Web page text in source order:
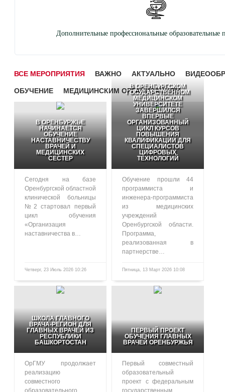
Дополнительные профессиональные образовательные
ВСЕ МЕРОПРИЯТИЯ ВАЖНО АКТУАЛЬНО
ОБУЧЕНИЕ МЕДИЦИНСКИМ ОРГАНИЗАЦИЯМ
В ОРЕНБУРЖЬЕ
НАЧИНАЕТСЯ
ОБУЧЕНИЕ
НАСТАВНИЧЕСТВУ
ВРАЧЕЙ И
МЕДИЦИНСКИХ
СЕСТЕР
Сегодня на базе
Оренбургской областной
клинической больницы
№2 стартовал первый
цикл обучения
«Организация
наставничества в…
Четверг, 23 Июль 2026 10:26
В ОРЕНБУРГСКОМ
ГОСУДАРСТВЕННОМ
МЕДИЦИНСКОМ
УНИВЕРСИТЕТЕ
ЗАВЕРШИЛСЯ
ВПЕРВЫЕ
ОРГАНИЗОВАННЫЙ
ЦИКЛ КУРСОВ
ПОВЫШЕНИЯ
КВАЛИФИКАЦИИ ДЛЯ
СПЕЦИАЛИСТОВ
ЦИФРОВЫХ
ТЕХНОЛОГИЙ
Обучение прошли 44
программиста и
инженера-программиста
из медицинских
учреждений
Оренбургской области.
Программа,
реализованная в
партнерстве…
Пятница, 13 Март 2026 10:08
ШКОЛА ГЛАВНОГО
ВРАЧА-РЕГИОН ДЛЯ
ГЛАВНЫХ ВРАЧЕЙ ИЗ
РЕСПУБЛИКИ
БАШКОРТОСТАН
ОрГМУ продолжает
реализацию
совместного
ПЕРВЫЙ ПРОЕКТ
ОБУЧЕНИЯ ГЛАВНЫХ
ВРАЧЕЙ ОРЕНБУРЖЬЯ
Первый совместный
образовательный
проект с федеральным